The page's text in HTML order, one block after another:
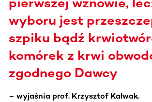
wyboru jest
szpiku bądź
komórek z krwi
zgodnego Dawcy
– wyjaśnia prof. Krzysztof Kałwak.